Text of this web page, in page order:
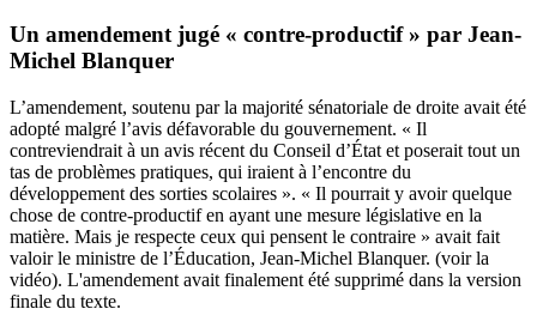
Un amendement jugé « contre-productif » par Jean-
Michel Blanquer
L’amendement, soutenu par la majorité sénatoriale de droite avait été
adopté malgré l’avis défavorable du gouvernement. « Il
contreviendrait à un avis récent du Conseil d’État et poserait tout un
tas de problèmes pratiques, qui iraient à l’encontre du
développement des sorties scolaires ». « Il pourrait y avoir quelque
chose de contre-productif en ayant une mesure législative en la
matière. Mais je respecte ceux qui pensent le contraire » avait fait
valoir le ministre de l’Éducation, Jean-Michel Blanquer. (voir la
vidéo). L'amendement avait finalement été supprimé dans la version
finale du texte.